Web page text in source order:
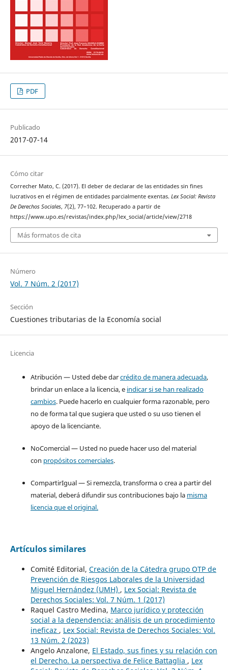
PDF
Publicado
2017-07-14
Cómo citar
Correcher Mato, C. (2017). El deber de declarar de las entidades sin fines
lucrativos en el régimen de entidades parcialmente exentas. Lex Social: Revista
De Derechos Sociales, 7(2), 77–102. Recuperado a partir de
https://www.upo.es/revistas/index.php/lex_social/article/view/2718
Más formatos de cita
Número
Vol. 7 Núm. 2 (2017)
Sección
Cuestiones tributarias de la Economía social
Licencia
Atribución — Usted debe darcrédito de manera adecuada,
brindar un enlace a la licencia, e indicar si se han realizado
cambios. Puede hacerlo en cualquier forma razonable, pero
no de forma tal que sugiera que usted o su uso tienen el
apoyo de la licenciante.
NoComercial — Usted no puede hacer uso del material
con propósitos comerciales.
CompartirIgual — Si remezcla, transforma o crea a partir del
material, deberá difundir sus contribuciones bajo la misma
licencia que el original.
Artículos similares
Comité Editorial, Creación de la Cátedra grupo OTP de
Prevención de Riesgos Laborales de la Universidad
Miguel Hernández (UMH) , Lex Social: Revista de
Derechos Sociales: Vol. 7 Núm. 1 (2017)
Raquel Castro Medina, Marco jurídico y protección
social a la dependencia: análisis de un procedimiento
ineficaz , Lex Social: Revista de Derechos Sociales: Vol.
13 Núm. 2 (2023)
Angelo Anzalone, El Estado, sus fines y su relación con
el Derecho. La perspectiva de Felice Battaglia , Lex